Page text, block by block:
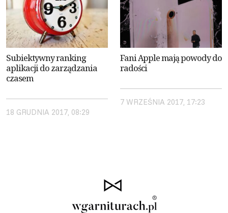
Subiektywny ranking
aplikacji do zarządzania
czasem
18 GRUDNIA 2017, 08:29
Fani Apple mają powody do
radości
7 WRZEŚNIA 2017, 17:23